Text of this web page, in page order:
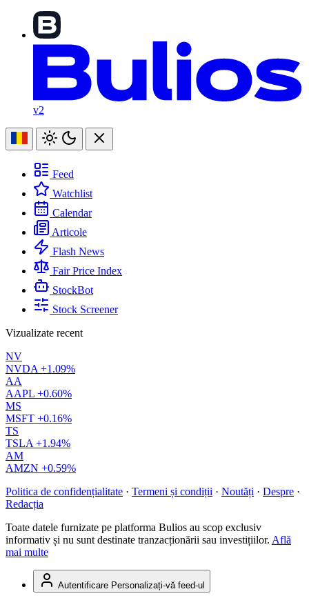
v2
Feed
Watchlist
Calendar
Articole
Flash News
Fair Price Index
StockBot
Stock Screener
Vizualizate recent
NV
NVDA +1.09%
AA
AAPL +0.60%
MS
MSFT +0.16%
TS
TSLA +1.94%
AM
AMZN +0.59%
Politica de confidențialitate · Termeni și condiții · Noutăți · Despre ·
Redacția
Toate datele furnizate pe platforma Bulios au scop exclusiv
informativ și nu sunt destinate tranzacționării sau investițiilor. Află
mai multe
Autentificare Personalizați-vă feed-ul